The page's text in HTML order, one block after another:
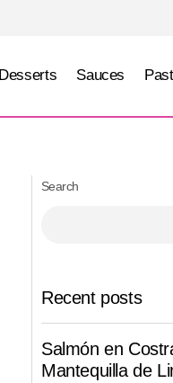
Desserts Sauces
Search
Recent posts
Salmón en
Mantequilla de